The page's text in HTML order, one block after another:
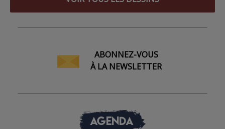
ABONNEZ-VOUS
À LA NEWSLETTER
AGENDA